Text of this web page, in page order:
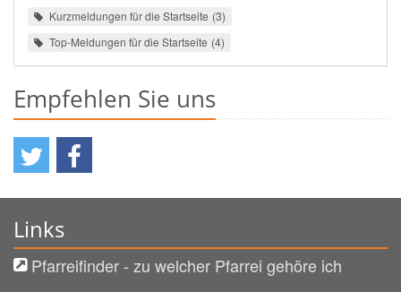
Kurzmeldungen für die Startseite 3
Top-Meldungen für die Startseite 4
Empfehlen Sie uns
Links
Pfarreifinder - zu welcher Pfarrei gehöre ich